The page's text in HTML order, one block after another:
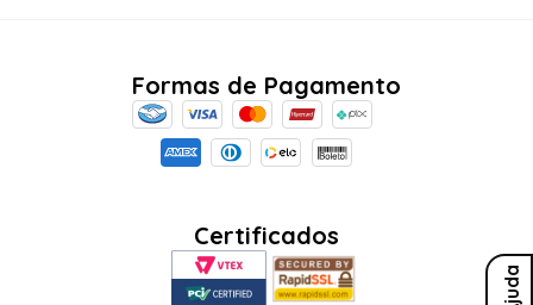
Ajuda
Formas de Pagamento
Certificados